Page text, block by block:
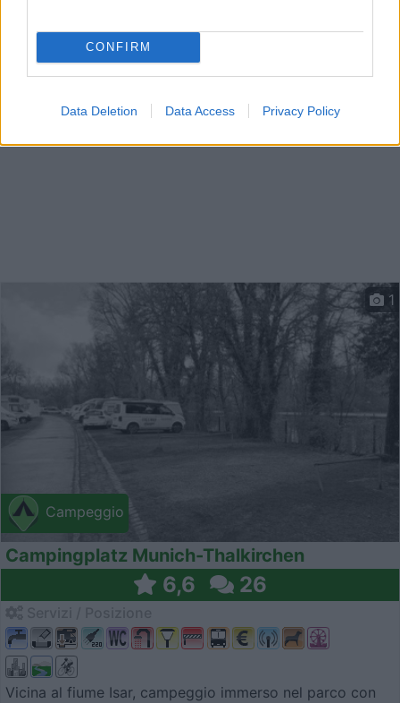
CONFIRM
Data Deletion Data Access Privacy Policy
Campeggio
1
Campingplatz Munich-Thalkirchen
6,6 26
Vicina al fiume Isar, campeggio immerso nel parco con